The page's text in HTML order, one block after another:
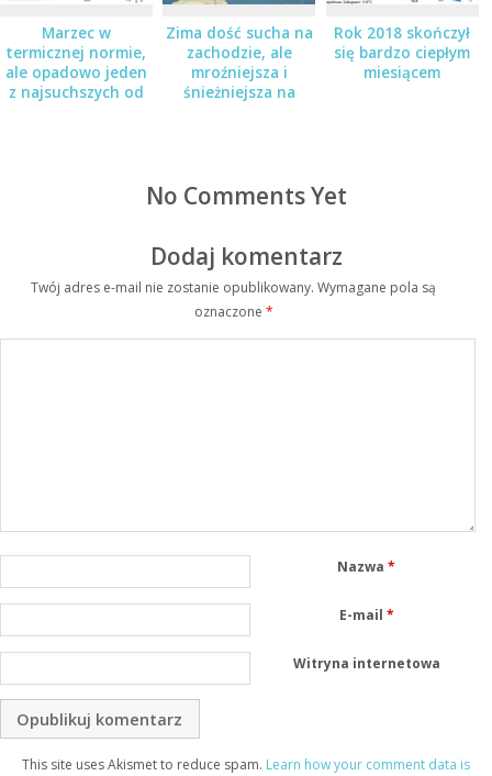
Marzec w
termicznej normie,
ale opadowo jeden
z najsuchszych od
Zima dość sucha na
zachodzie, ale
mroźniejsza i
śnieżniejsza na
Rok 2018 skończył
się bardzo ciepłym
miesiącem
No Comments Yet
Dodaj komentarz
Twój adres e-mail nie zostanie opublikowany. Wymagane pola są
oznaczone *
Nazwa*
E-mail *
Witryna internetowa
This site uses Akismet to reduce spam. Learn how your comment data is